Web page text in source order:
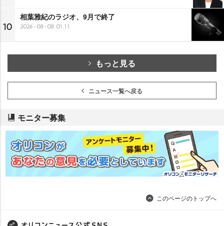
10
相葉雅紀のラジオ、9月で終了
2026-08-08 01:11
もっと見る
ニュース一覧へ戻る
モニター募集
このページのトップへ